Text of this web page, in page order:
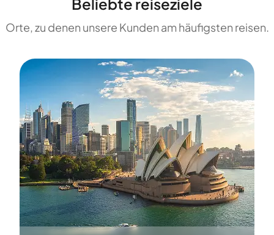
Beliebte reiseziele
Orte, zu denen unsere Kunden am häufigsten reisen.